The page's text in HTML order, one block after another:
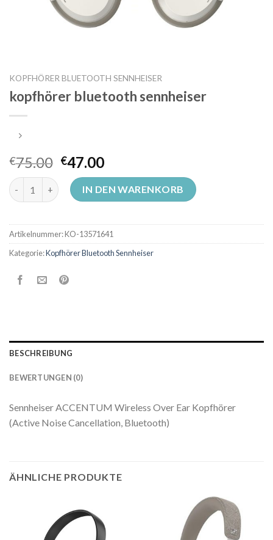
KOPFHÖRER BLUETOOTH SENNHEISER
kopfhörer bluetooth sennheiser
€75.00 €47.00
kopfhörer bluetooth sennheiser Menge
IN DEN WARENKORB
Artikelnummer:KO-13571641
Kategorie:Kopfhörer Bluetooth Sennheiser
BESCHREIBUNG
BEWERTUNGEN (0)
Sennheiser ACCENTUM Wireless Over Ear Kopfhörer
(Active Noise Cancellation, Bluetooth)
ÄHNLICHE PRODUKTE